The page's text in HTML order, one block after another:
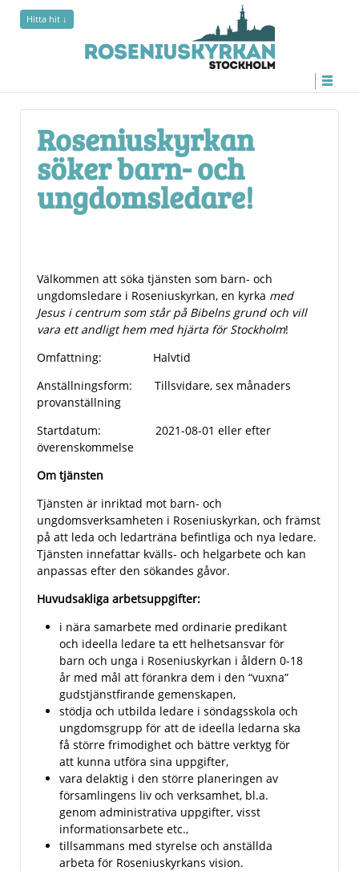
Hitta hit ↓
Roseniuskyrkan
söker barn- och
ungdomsledare!
Välkommen att söka tjänsten som barn- och
ungdomsledare i Roseniuskyrkan, en kyrka med
Jesus i centrum som står på Bibelns grund och vill
vara ett andligt hem med hjärta för Stockholm!
Omfattning: Halvtid
Anställningsform: Tillsvidare, sex månaders
provanställning
Startdatum: 2021-08-01 eller efter
överenskommelse
Om tjänsten
Tjänsten är inriktad mot barn- och
ungdomsverksamheten i Roseniuskyrkan, och främst
på att leda och ledarträna befintliga och nya ledare.
Tjänsten innefattar kvälls- och helgarbete och kan
anpassas efter den sökandes gåvor.
Huvudsakliga arbetsuppgifter:
i nära samarbete med ordinarie predikant
och ideella ledare ta ett helhetsansvar för
barn och unga i Roseniuskyrkan i åldern 0-18
år med mål att förankra dem i den “vuxna”
gudstjänstfirande gemenskapen,
stödja och utbilda ledare i söndagsskola och
ungdomsgrupp för att de ideella ledarna ska
få större frimodighet och bättre verktyg för
att kunna utföra sina uppgifter,
vara delaktig i den större planeringen av
församlingens liv och verksamhet, bl.a.
genom administrativa uppgifter, visst
informationsarbete etc.,
tillsammans med styrelse och anställda
arbeta för Roseniuskyrkans vision.